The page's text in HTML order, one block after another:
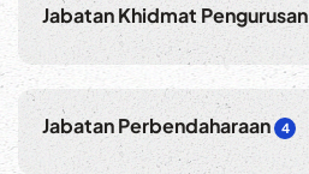
Jabatan Khidmat Pengurusan
Jabatan Perbendaharaan 4